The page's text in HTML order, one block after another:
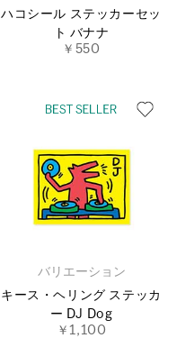
ハコシール ステッカーセッ
ト バナナ
￥550
バリエーション
キース・ヘリング ステッカ
ー DJ Dog
￥1,100